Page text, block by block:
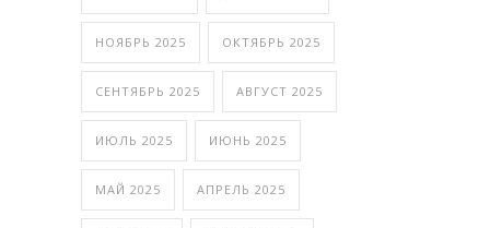
НОЯБРЬ 2025 ОКТЯБРЬ 2025
СЕНТЯБРЬ 2025 АВГУСТ 2025
ИЮЛЬ 2025 ИЮНЬ 2025
МАЙ 2025 АПРЕЛЬ 2025